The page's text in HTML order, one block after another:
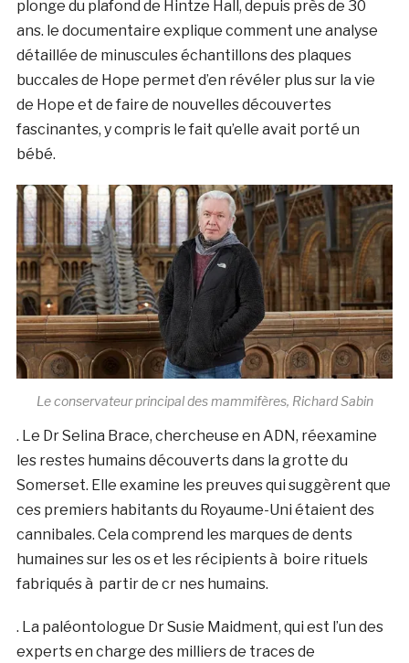
plonge du plafond de Hintze Hall, depuis près de 30
ans. le documentaire explique comment une analyse
détaillée de minuscules échantillons des plaques
buccales de Hope permet d’en révéler plus sur la vie
de Hope et de faire de nouvelles découvertes
fascinantes, y compris le fait qu’elle avait porté un
bébé.
Le conservateur principal des mammifères, Richard Sabin
. Le Dr Selina Brace, chercheuse en ADN, réexamine
les restes humains découverts dans la grotte du
Somerset. Elle examine les preuves qui suggèrent que
ces premiers habitants du Royaume-Uni étaient des
cannibales. Cela comprend les marques de dents
humaines sur les os et les récipients à boire rituels
fabriqués à partir de cr nes humains.
. La paléontologue Dr Susie Maidment, qui est l’un des
experts en charge des milliers de traces de